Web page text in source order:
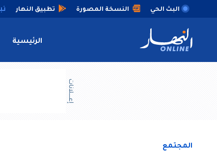
البث الحي النسخة المصورة تطبيق النهار
الرئيسية
إعــــلانات
المجتمع